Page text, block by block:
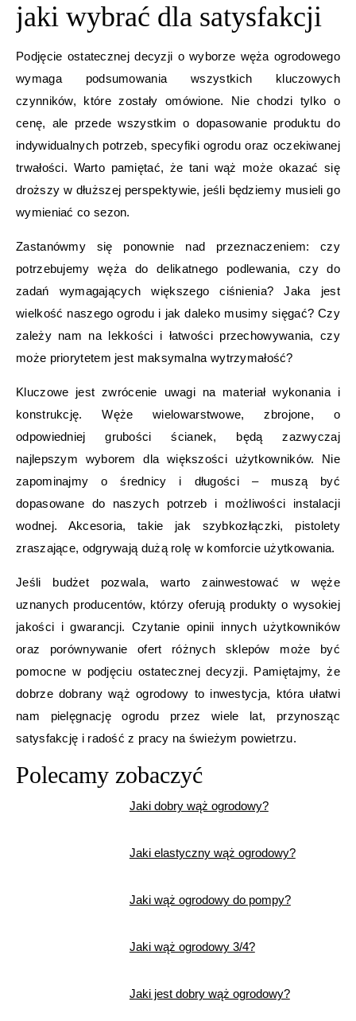
jaki wybrać dla satysfakcji
Podjęcie ostatecznej decyzji o wyborze węża ogrodowego
wymaga podsumowania wszystkich kluczowych
czynników, które zostały omówione. Nie chodzi tylko o
cenę, ale przede wszystkim o dopasowanie produktu do
indywidualnych potrzeb, specyfiki ogrodu oraz oczekiwanej
trwałości. Warto pamiętać, że tani wąż może okazać się
droższy w dłuższej perspektywie, jeśli będziemy musieli go
wymieniać co sezon.
Zastanówmy się ponownie nad przeznaczeniem: czy
potrzebujemy węża do delikatnego podlewania, czy do
zadań wymagających większego ciśnienia? Jaka jest
wielkość naszego ogrodu i jak daleko musimy sięgać? Czy
zależy nam na lekkości i łatwości przechowywania, czy
może priorytetem jest maksymalna wytrzymałość?
Kluczowe jest zwrócenie uwagi na materiał wykonania i
konstrukcję. Węże wielowarstwowe, zbrojone, o
odpowiedniej grubości ścianek, będą zazwyczaj
najlepszym wyborem dla większości użytkowników. Nie
zapominajmy o średnicy i długości – muszą być
dopasowane do naszych potrzeb i możliwości instalacji
wodnej. Akcesoria, takie jak szybkozłączki, pistolety
zraszające, odgrywają dużą rolę w komforcie użytkowania.
Jeśli budżet pozwala, warto zainwestować w węże
uznanych producentów, którzy oferują produkty o wysokiej
jakości i gwarancji. Czytanie opinii innych użytkowników
oraz porównywanie ofert różnych sklepów może być
pomocne w podjęciu ostatecznej decyzji. Pamiętajmy, że
dobrze dobrany wąż ogrodowy to inwestycja, która ułatwi
nam pielęgnację ogrodu przez wiele lat, przynosząc
satysfakcję i radość z pracy na świeżym powietrzu.
Polecamy zobaczyć
Jaki dobry wąż ogrodowy?
Jaki elastyczny wąż ogrodowy?
Jaki wąż ogrodowy do pompy?
Jaki wąż ogrodowy 3/4?
Jaki jest dobry wąż ogrodowy?